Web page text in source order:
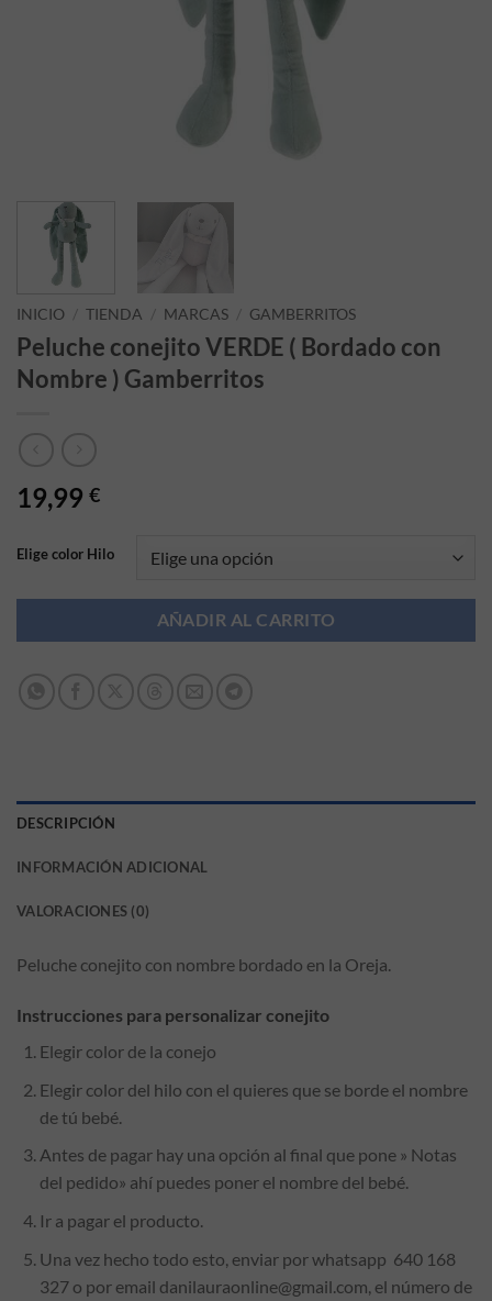
INICIO / TIENDA / MARCAS / GAMBERRITOS
Peluche conejito VERDE ( Bordado con
Nombre ) Gamberritos
19,99 €
Elige color Hilo
AÑADIR AL CARRITO
DESCRIPCIÓN
INFORMACIÓN ADICIONAL
VALORACIONES (0)
Peluche conejito con nombre bordado en la Oreja.
Instrucciones para personalizar conejito
Elegir color de la conejo
Elegir color del hilo con el quieres que se borde el nombre
de tú bebé.
Antes de pagar hay una opción al final que pone » Notas
del pedido» ahí puedes poner el nombre del bebé.
Ir a pagar el producto.
Una vez hecho todo esto, enviar por whatsapp 640 168
327 o por email danilauraonline@gmail.com, el número de